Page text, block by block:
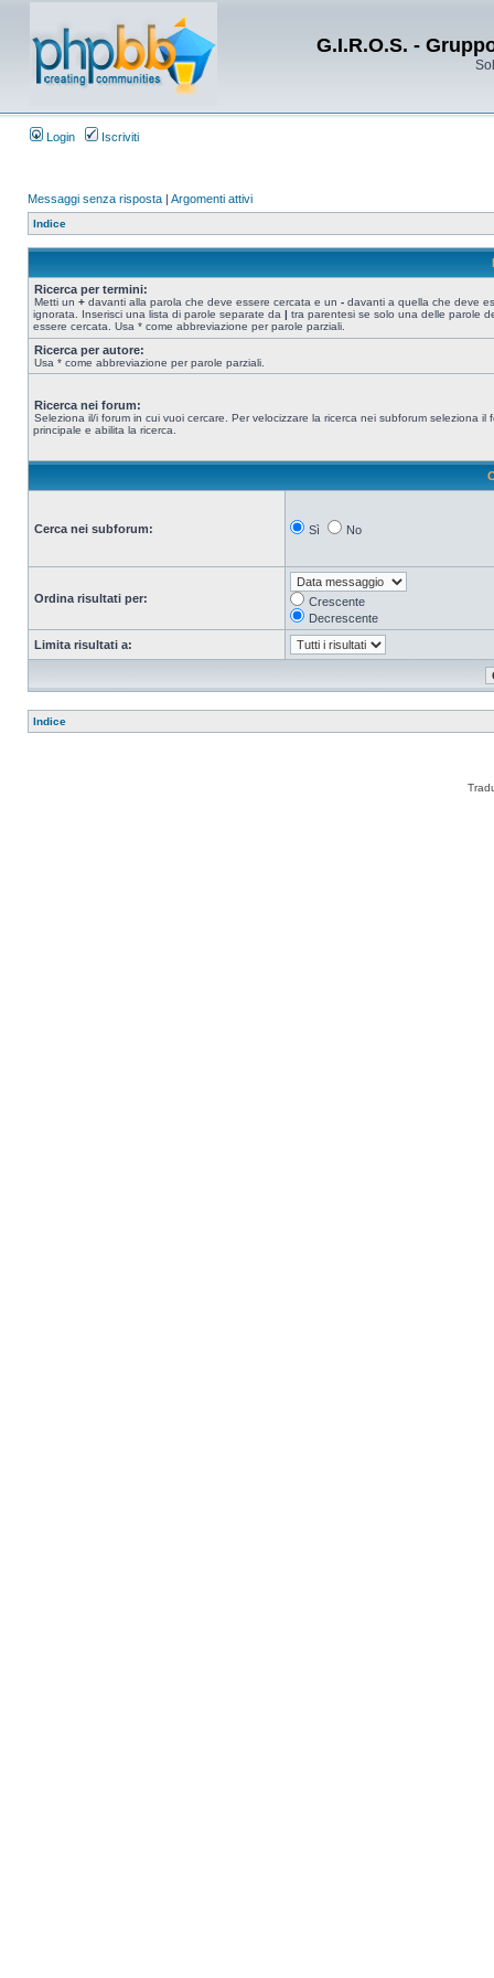
G.I.R.O.S. -
Login Iscriviti
Messaggi senza risposta | Argomenti attivi
Indice
Ricerca per termini:
Metti un + davanti alla parola che deve essere cercata e un - davanti a quella che deve
ignorata. Inserisci una lista di parole separate da | tra parentesi se solo una delle parole
essere cercata. Usa * come abbreviazione per parole parziali.
Ricerca per autore:
Usa * come abbreviazione per parole parziali.
Ricerca nei forum:
Seleziona il/i forum in cui vuoi cercare. Per velocizzare la ricerca nei subforum seleziona il
principale e abilita la ricerca.
Cerca nei subforum: Sì No
Ordina risultati per:
Crescente
Decrescente
Limita risultati a:
Indice